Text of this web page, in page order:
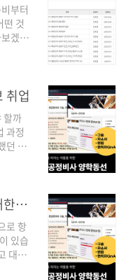
부터
떤 것
겠습
하
난거
대학
교통
비사
정 수
너뛰
취업
할까
과정
던 사
익
다보
간보
?
기
비
2024 항공정비사 항공정비과 대한항공정비사 진로
로 항
있습
대한
학